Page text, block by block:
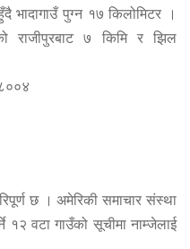
भादागाउँ पुग्न १७ किलोमिटर ।
राजीपुरबाट ७ किमि र झिल
छ । अमेरिकी समाचार संस्था
१२ वटा गाउँको सूचीमा नाम्जेलाई